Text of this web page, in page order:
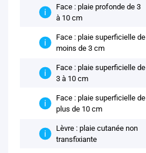
Face : plaie profonde de 3
à 10 cm
Face : plaie superficielle de
moins de 3 cm
Face : plaie superficielle de
3 à 10 cm
Face : plaie superficielle de
plus de 10 cm
Lèvre : plaie cutanée non
transfixiante